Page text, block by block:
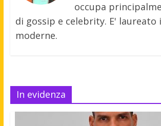
occupa
di gossip e celebrity. E' laureato
moderne.
In evidenza